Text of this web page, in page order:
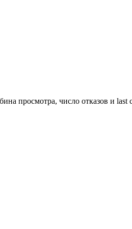
просмотра, число отказов и last